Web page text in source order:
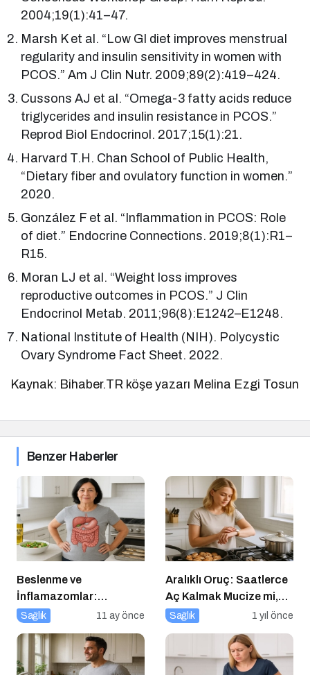
2004;19(1):41–47.
Marsh K et al. “Low GI diet improves menstrual
regularity and insulin sensitivity in women with
PCOS.” Am J Clin Nutr. 2009;89(2):419–424.
Cussons AJ et al. “Omega-3 fatty acids reduce
triglycerides and insulin resistance in PCOS.”
Reprod Biol Endocrinol. 2017;15(1):21.
Harvard T.H. Chan School of Public Health,
“Dietary fiber and ovulatory function in women.”
2020.
González F et al. “Inflammation in PCOS: Role
of diet.” Endocrine Connections. 2019;8(1):R1–
R15.
Moran LJ et al. “Weight loss improves
reproductive outcomes in PCOS.” J Clin
Endocrinol Metab. 2011;96(8):E1242–E1248.
National Institute of Health (NIH). Polycystic
Ovary Syndrome Fact Sheet. 2022.
Kaynak: Bihaber.TR köşe yazarı Melina Ezgi Tosun
Benzer Haberler
Beslenme ve
İnflamazomlar:
Bağırsaktan Hücre
Sessiz Savaş
Sağlık 11 ay önce
Aralıklı Oruç: Saatlerce
Aç Kalmak Mucize mi,
Geçici Bir Trend Mi?
Sağlık 1 yıl önce